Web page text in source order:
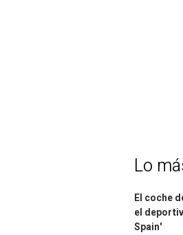
Lo
El coche
el
Spain'